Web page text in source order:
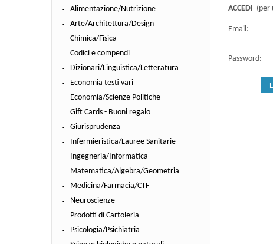
Alimentazione/Nutrizione
Arte/Architettura/Design
Chimica/Fisica
Codici e compendi
Dizionari/Linguistica/Letteratura
Economia testi vari
Economia/Scienze Politiche
Gift Cards - Buoni regalo
Giurisprudenza
Infermieristica/Lauree Sanitarie
Ingegneria/Informatica
Matematica/Algebra/Geometria
Medicina/Farmacia/CTF
Neuroscienze
Prodotti di Cartoleria
Psicologia/Psichiatria
ACCEDI (per
Email:
Password: